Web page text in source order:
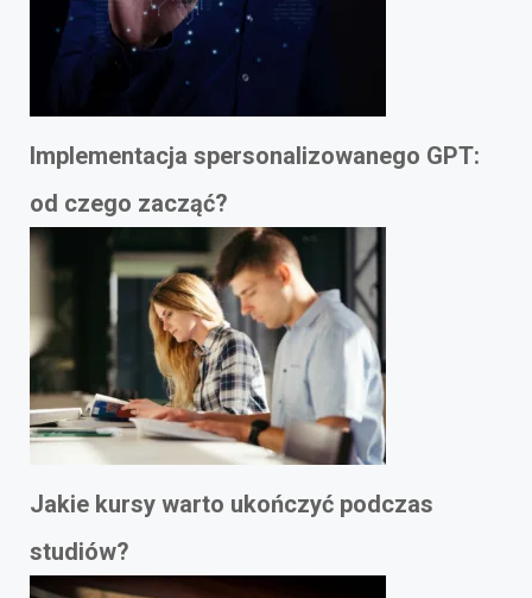
Implementacja spersonalizowanego GPT:
od czego zacząć?
Jakie kursy warto ukończyć podczas
studiów?